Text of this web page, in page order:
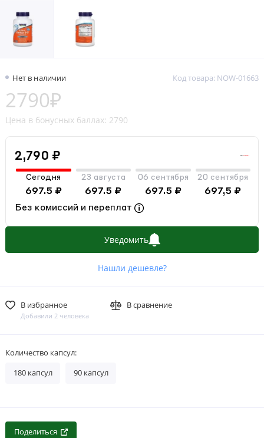
Нет в наличии Код товара: NOW-01663
2790₽
Цена в бонусных баллах: 2790
2,790 ₽
Сегодня
697.5 ₽
23 августа
697.5 ₽
06 сентября
697.5 ₽
20 сентября
697,5 ₽
Без комиссий и переплат
Уведомить
Нашли дешевле?
В избранное
Добавили 2 человека
В сравнение
Количество капсул:
180 капсул 90 капсул
Поделиться